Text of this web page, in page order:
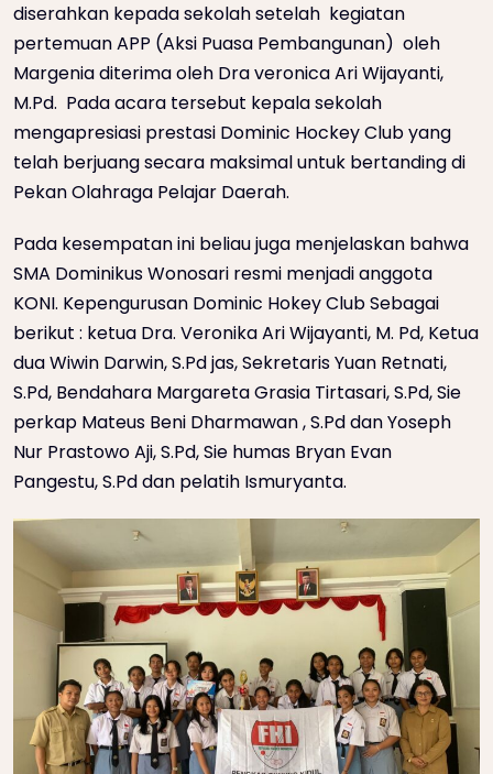
diserahkan kepada sekolah setelah kegiatan
pertemuan APP (Aksi Puasa Pembangunan) oleh
Margenia diterima oleh Dra veronica Ari Wijayanti,
M.Pd. Pada acara tersebut kepala sekolah
mengapresiasi prestasi Dominic Hockey Club yang
telah berjuang secara maksimal untuk bertanding di
Pekan Olahraga Pelajar Daerah.
Pada kesempatan ini beliau juga menjelaskan bahwa
SMA Dominikus Wonosari resmi menjadi anggota
KONI. Kepengurusan Dominic Hokey Club Sebagai
berikut : ketua Dra. Veronika Ari Wijayanti, M. Pd, Ketua
dua Wiwin Darwin, S.Pd jas, Sekretaris Yuan Retnati,
S.Pd, Bendahara Margareta Grasia Tirtasari, S.Pd, Sie
perkap Mateus Beni Dharmawan , S.Pd dan Yoseph
Nur Prastowo Aji, S.Pd, Sie humas Bryan Evan
Pangestu, S.Pd dan pelatih Ismuryanta.